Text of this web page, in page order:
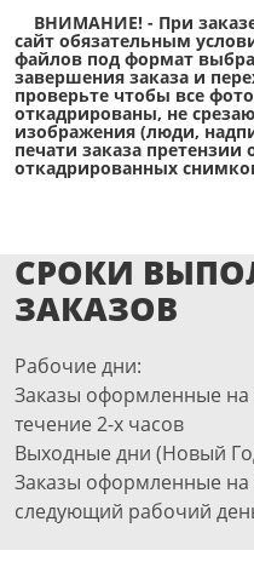
ВНИМАНИЕ! - При заказе
сайт обязательным
файлов под формат
завершения заказа и
проверьте чтобы все
откадрированы, не
изображения (люди,
печати заказа претензии
откадрированных
СРОКИ
ЗАКАЗОВ
Рабочие дни:
Заказы оформленные на
течение 2-х часов
Выходные дни (Новый
Заказы оформленные на
следующий рабочий